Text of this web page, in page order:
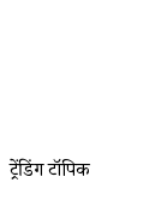
ट्रेंडिंग टॉपिक